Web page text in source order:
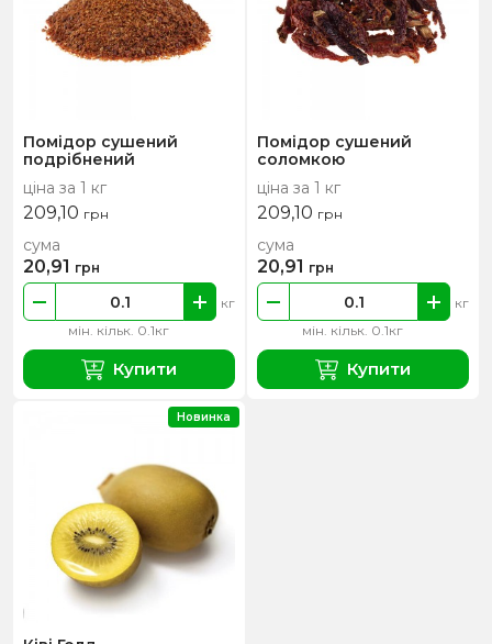
Помідор сушений
подрібнений
ціна за 1 кг
209,10 грн
мін. кільк. 0.1кг
кг
сума
20,91 грн
Купити
Помідор сушений
соломкою
ціна за 1 кг
209,10 грн
мін. кільк. 0.1кг
кг
сума
20,91 грн
Купити
Новинка